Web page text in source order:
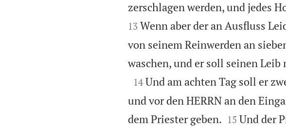
zerschlagen werden, und jedes
13 Wenn aber der an Ausfluss
von seinem Reinwerden an
waschen, und er soll seinen

14 Und am achten Tag soll er
und vor den HERRN an den
dem Priester geben.
15 Und der